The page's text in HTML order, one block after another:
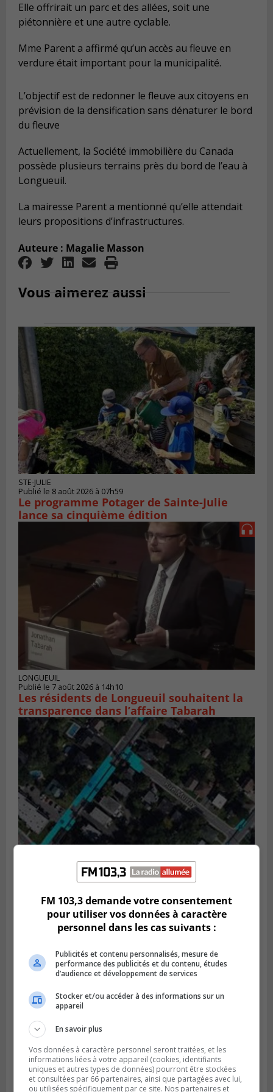
Elle offrirait un parc et des allées, soit une
piétonnière et une autre cyclable.
Mme Parent a affirmé qu’un accès au fleuve en
verdure était important pour la municipalité.
L’objectif est de redonner le fleuve aux citoyens en
prévision de la densification sans dénaturer le bord
du fleuve
Actuellement, la Société immobilière du Canada
possède plusieurs terrains près du bord de l’eau à
Longueuil.
La mairesse Parent a mentionné qu’elle attendait
leurs propositions d’infrastructures.
Auteure : Magalie Masson
Vous aimerez aussi
STE-JULIE
Publié le 8 août 2026 à 07h59
Le programme Potager de Sainte-Julie
lance sa cinquième édition
LONGUEUIL
Publié le 7 août 2026 à 14h10
Les résidents de Longueuil souhaitent la
transparence dans l’affaire Tabarah
Publié le 6 août 2026 à 13h45
Greenfield Park veut s’armer contre les
fortes
pluies
FM 103,3 demande votre consentement
pour utiliser vos données à caractère
personnel dans les cas suivants :
Publicités et contenu personnalisés, mesure de
performance des publicités et du contenu, études
d’audience et développement de services
Stocker et/ou accéder à des informations sur un
appareil
En savoir plus
Vos données à caractère personnel seront traitées, et les
informations liées à votre appareil (cookies, identifiants
uniques et autres types de données) pourront être stockées
et consultées par 66 partenaires, ainsi que partagées avec lui,
ou utilisées spécifiquement par ce site. Nos partenaires et